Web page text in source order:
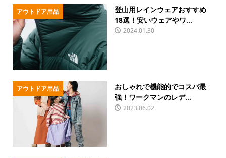
アウトドア用品
登山用レインウェアおすすめ
18選！安いウェアやワ...
2024.01.30
アウトドア用品
おしゃれで機能的でコスパ最
強！ワークマンのレデ...
2023.06.02